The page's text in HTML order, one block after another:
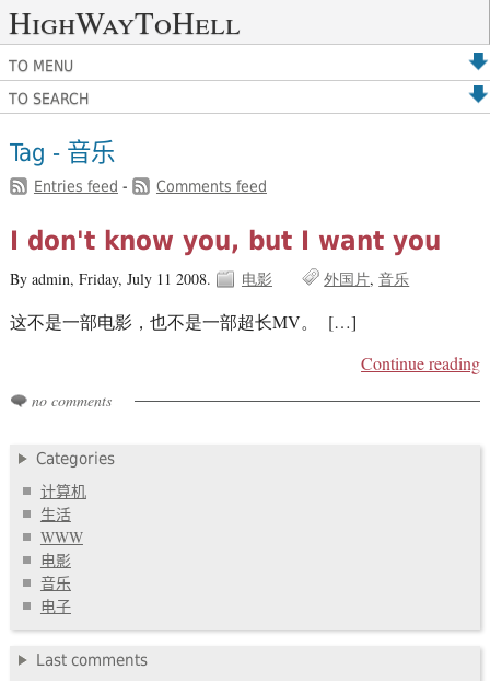
HighWayToHell
TO MENU
TO SEARCH
Tag - 音乐
Entries feed - Comments feed
I don't know you, but I want you
By admin, Friday, July 11 2008. 电影 外国片 音乐
这不是一部电影，也不是一部超长MV。 […]
Continue reading
no comments
Categories
计算机
生活
WWW
电影
音乐
电子
Last comments